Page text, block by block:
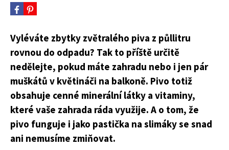
Vyléváte zbytky zvětralého piva z půllitru
rovnou do odpadu? Tak to příště určitě
nedělejte, pokud máte zahradu nebo i jen pár
muškátů v květináči na balkoně. Pivo totiž
obsahuje cenné minerální látky a vitaminy,
které vaše zahrada ráda využije. A o tom, že
pivo funguje i jako pastička na slimáky se snad
ani nemusíme zmiňovat.